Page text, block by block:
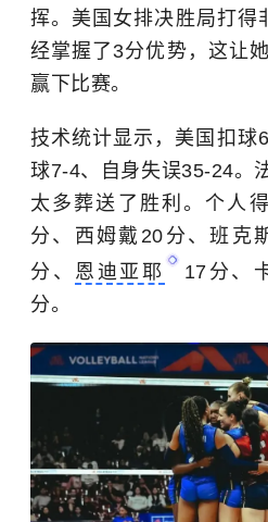
挥。美国女排决胜局打得
经掌握了3分优势，这让
赢下比赛。
技术统计显示，美国扣球
球7-4、自身失误35-24。
太多葬送了胜利。个人
分、西姆戴20分、班克
分、 恩迪亚耶
17分、
分。